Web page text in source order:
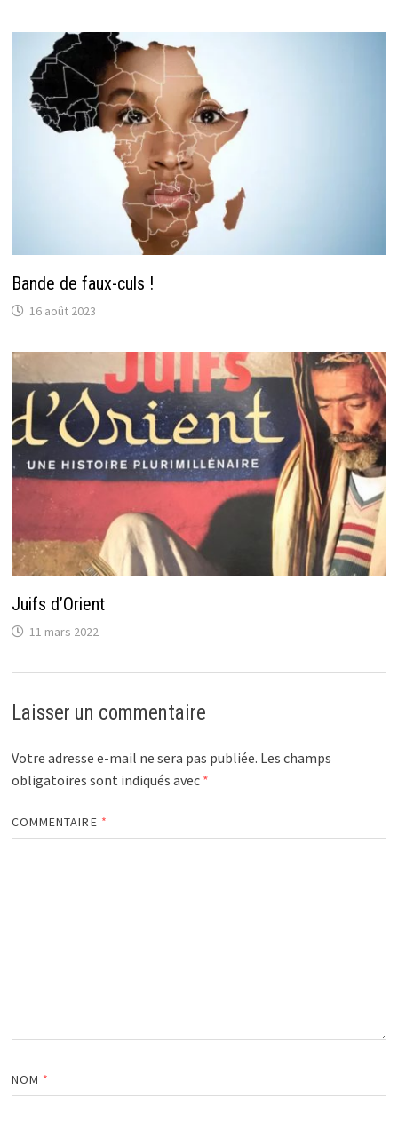
Bande de faux-culs !
16 août 2023
Juifs d’Orient
11 mars 2022
Laisser un commentaire
Votre adresse e-mail ne sera pas publiée. Les champs
obligatoires sont indiqués avec *
COMMENTAIRE *
NOM *